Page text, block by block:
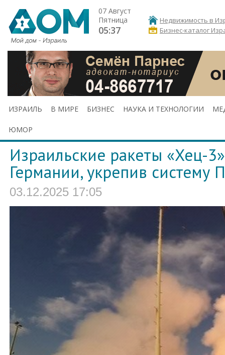
07 Август
Пятница
05:37
Недвижимость в
Бизнес-каталог
ИЗРАИЛЬ В МИРЕ БИЗНЕС НАУКА И ТЕХНОЛОГИИ
ЮМОР
Израильские ракеты «Хец-
Германии, укрепив систему
03.12.2025 17:05